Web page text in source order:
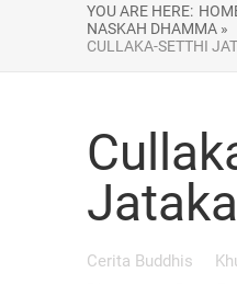
YOU ARE HERE:
NASKAH DHAMMA »
CULLAKA-SETTHI
Jataka
Cerita Buddhis